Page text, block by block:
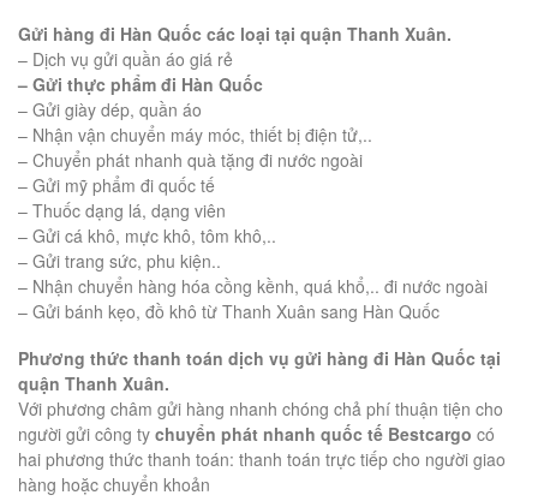
Gửi hàng đi Hàn Quốc các loại tại quận Thanh Xuân.
– Dịch vụ gửi quần áo giá rẻ
– Gửi thực phẩm đi Hàn Quốc
– Gửi giày dép, quần áo
– Nhận vận chuyển máy móc, thiết bị điện tử,..
– Chuyển phát nhanh quà tặng đi nước ngoài
– Gửi mỹ phẩm đi quốc tế
– Thuốc dạng lá, dạng viên
– Gửi cá khô, mực khô, tôm khô,..
– Gửi trang sức, phu kiện..
– Nhận chuyển hàng hóa cồng kềnh, quá khổ,.. đi nước ngoài
– Gửi bánh kẹo, đồ khô từ Thanh Xuân sang Hàn Quốc
Phương thức thanh toán dịch vụ gửi hàng đi Hàn Quốc tại
quận Thanh Xuân.
Với phương châm gửi hàng nhanh chóng chả phí thuận tiện cho
người gửi công ty chuyển phát nhanh quốc tế Bestcargo có
hai phương thức thanh toán: thanh toán trực tiếp cho người giao
hàng hoặc chuyển khoản